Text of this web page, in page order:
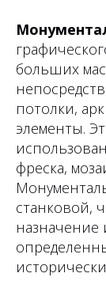
больших
потолки,
элементы.
фреска,
станковой,
назначение